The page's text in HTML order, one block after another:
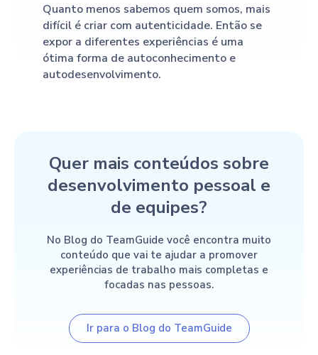
Quanto menos sabemos quem somos, mais
difícil é criar com autenticidade. Então se
expor a diferentes experiências é uma
ótima forma de autoconhecimento e
autodesenvolvimento.
Quer mais conteúdos sobre
desenvolvimento pessoal e
de equipes?
No Blog do TeamGuide você encontra muito
conteúdo que vai te ajudar a promover
experiências de trabalho mais completas e
focadas nas pessoas.
Ir para o Blog do TeamGuide